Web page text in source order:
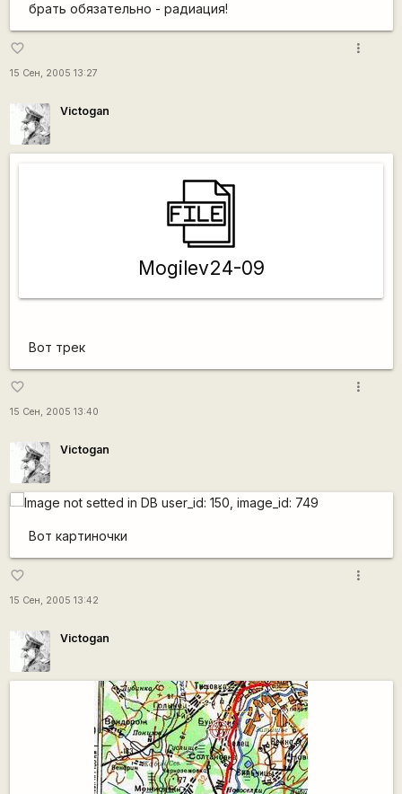
брать обязательно - радиация!
favorite_border
15 Сен, 2005 13:27
more_vert
Victogan
Mogilev24-09
Вот трек
favorite_border
15 Сен, 2005 13:40
more_vert
Victogan
Вот картиночки
favorite_border
15 Сен, 2005 13:42
more_vert
Victogan